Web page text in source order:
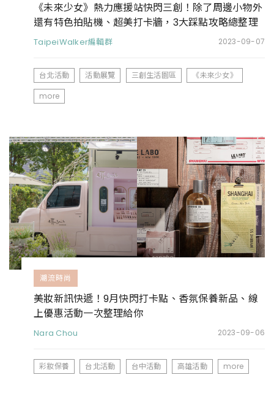
《未來少女》熱力應援站快閃三創！除了周邊小物外
還有特色拍貼機、超美打卡牆，3大踩點攻略總整理
TaipeiWalker編輯群 2023-09-07
台北活動 活動展覽 三創生活園區
《未來少女》
more
潮流時尚
美妝新訊快遞！9月快閃打卡點、香氛保養新品、線
上優惠活動一次整理給你
Nara Chou 2023-09-06
彩妝保養 台北活動 台中活動 高雄活動 more